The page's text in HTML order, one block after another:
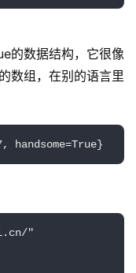
的数据结构，它很像
数组，在别的语言里
handsome=True}
"